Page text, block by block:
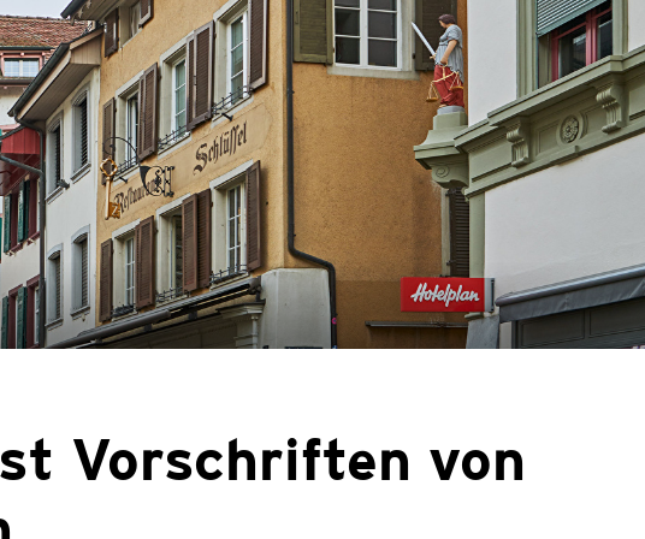
Vorschriften von